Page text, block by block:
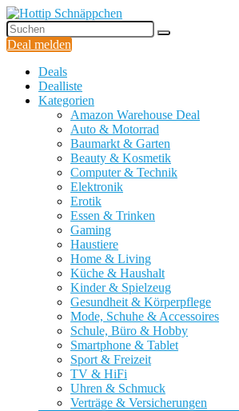
Deal melden
Deals
Dealliste
Kategorien
Amazon Warehouse Deal
Auto & Motorrad
Baumarkt & Garten
Beauty & Kosmetik
Computer & Technik
Elektronik
Erotik
Essen & Trinken
Gaming
Haustiere
Home & Living
Küche & Haushalt
Kinder & Spielzeug
Gesundheit & Körperpflege
Mode, Schuhe & Accessoires
Schule, Büro & Hobby
Smartphone & Tablet
Sport & Freizeit
TV & HiFi
Uhren & Schmuck
Verträge & Versicherungen